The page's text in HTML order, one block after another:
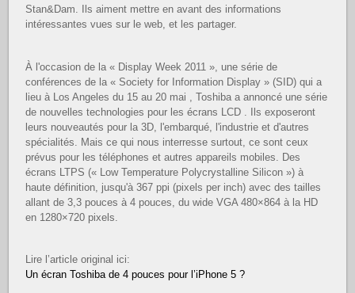
Stan&Dam. Ils aiment mettre en avant des informations
intéressantes vues sur le web, et les partager.
À l'occasion de la « Display Week 2011 », une série de
conférences de la « Society for Information Display » (SID) qui a
lieu à Los Angeles du 15 au 20 mai , Toshiba a annoncé une série
de nouvelles technologies pour les écrans LCD . Ils exposeront
leurs nouveautés pour la 3D, l'embarqué, l'industrie et d'autres
spécialités. Mais ce qui nous interresse surtout, ce sont ceux
prévus pour les téléphones et autres appareils mobiles. Des
écrans LTPS (« Low Temperature Polycrystalline Silicon ») à
haute définition, jusqu'à 367 ppi (pixels per inch) avec des tailles
allant de 3,3 pouces à 4 pouces, du wide VGA 480×864 à la HD
en 1280×720 pixels.
Lire l’article original ici:
Un écran Toshiba de 4 pouces pour l’iPhone 5 ?